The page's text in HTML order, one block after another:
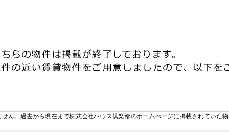
ん。過去から現在まで株式会社ハウス倶楽部のホームぺージに掲載されていた物